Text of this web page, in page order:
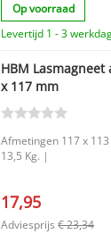
Op voorraad
Levertijd 1 - 3
HBM
x 117 mm
Afmetingen 117 x
13,5 Kg. |
17,95
Adviesprijs € 23,34